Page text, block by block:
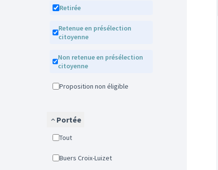
Retirée
Retenue en présélection
citoyenne
Non retenue en présélection
citoyenne
Proposition non éligible
Portée
Tout
Buers Croix-Luizet